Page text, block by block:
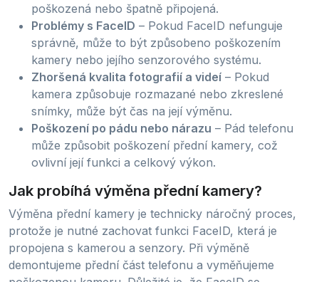
poškozená nebo špatně připojená.
Problémy s FaceID – Pokud FaceID nefunguje
správně, může to být způsobeno poškozením
kamery nebo jejího senzorového systému.
Zhoršená kvalita fotografií a videí – Pokud
kamera způsobuje rozmazané nebo zkreslené
snímky, může být čas na její výměnu.
Poškození po pádu nebo nárazu – Pád telefonu
může způsobit poškození přední kamery, což
ovlivní její funkci a celkový výkon.
Jak probíhá výměna přední kamery?
Výměna přední kamery je technicky náročný proces,
protože je nutné zachovat funkci FaceID, která je
propojena s kamerou a senzory. Při výměně
demontujeme přední část telefonu a vyměňujeme